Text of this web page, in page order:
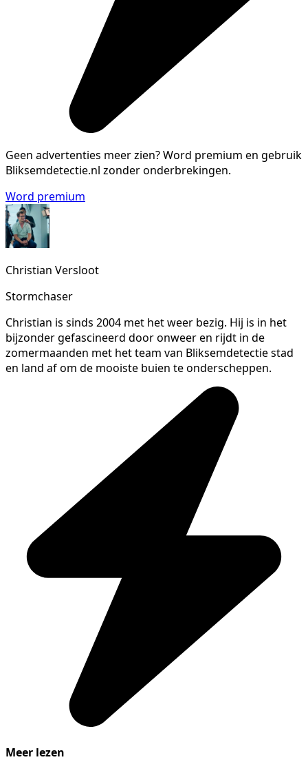
Geen advertenties meer zien?Word premium en gebruik
Bliksemdetectie.nl zonder onderbrekingen.
Word premium
Christian Versloot
Stormchaser
Christian is sinds 2004 met het weer bezig. Hij is in het
bijzonder gefascineerd door onweer en rijdt in de
zomermaanden met het team van Bliksemdetectie stad
en land af om de mooiste buien te onderscheppen.
Meer lezen